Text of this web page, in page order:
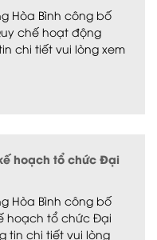
Hòa Bình công bố
chế hoạt động
chi tiết vui lòng xem
hoạch tổ chức Đại
Hòa Bình công bố
hoạch tổ chức Đại
tin chi tiết vui lòng